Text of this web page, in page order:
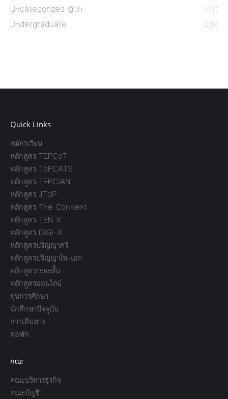
Uncategorized @th
(13)
Undergraduate
(26)
Quick Links
สมัครเรียน
หลักสูตร TEPCoT
หลักสูตร ToPCATS
หลักสูตร TEPCIAN
หลักสูตร JToP
หลักสูตร The Connext
หลักสูตร TEN X
หลักสูตร DIGI-X
หลักสูตรปริญญาตรี
หลักสูตรปริญญาโท-เอก
หลักสูตรระยะสั้น
หลักสูตรออนไลน์
ทุนการศึกษา
นักศึกษาปัจจุบัน
การเดินทาง
หอพัก
คณะ
คณะบริหารธุรกิจ
คณะบัญชี